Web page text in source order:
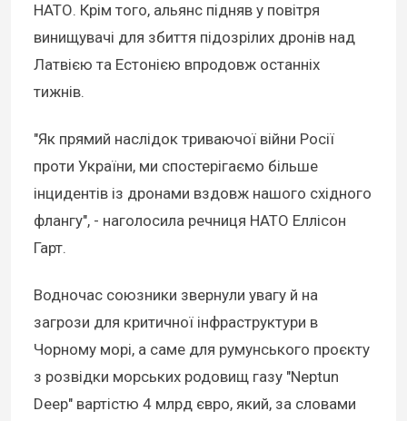
НАТО. Крім того, альянс підняв у повітря
винищувачі для збиття підозрілих дронів над
Латвією та Естонією впродовж останніх
тижнів.
"Як прямий наслідок триваючої війни Росії
проти України, ми спостерігаємо більше
інцидентів із дронами вздовж нашого східного
флангу", - наголосила речниця НАТО Еллісон
Гарт.
Водночас союзники звернули увагу й на
загрози для критичної інфраструктури в
Чорному морі, а саме для румунського проєкту
з розвідки морських родовищ газу "Neptun
Deep" вартістю 4 млрд євро, який, за словами